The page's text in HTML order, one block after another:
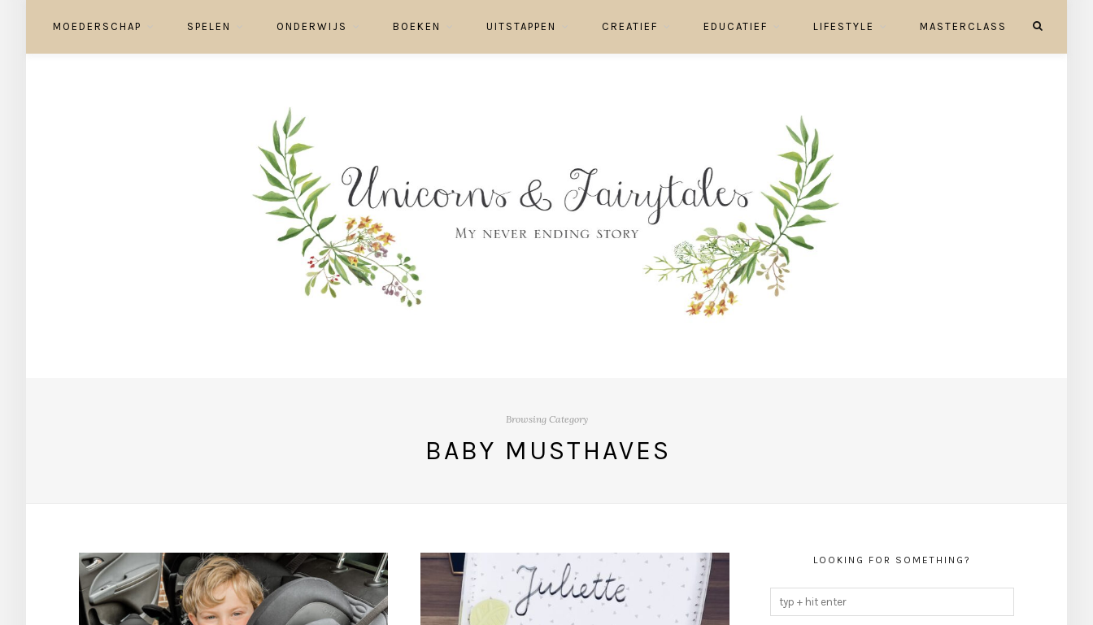
MOEDERSCHAP SPELEN ONDERWIJS BOEKEN UITSTAPPEN CREATIEF EDUCATIEF LIFESTYLE MASTERCLASS
Browsing Category
BABY MUSTHAVES
LOOKING FOR SOMETHING?